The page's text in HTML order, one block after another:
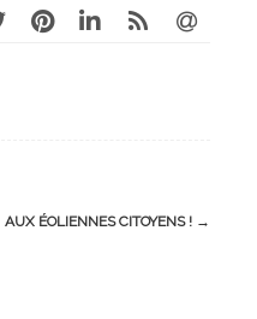
AUX ÉOLIENNES CITOYENS ! →